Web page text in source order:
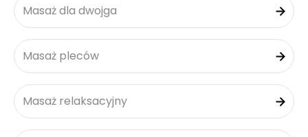
Masaż dla dwojga
Masaż pleców
Masaż relaksacyjny